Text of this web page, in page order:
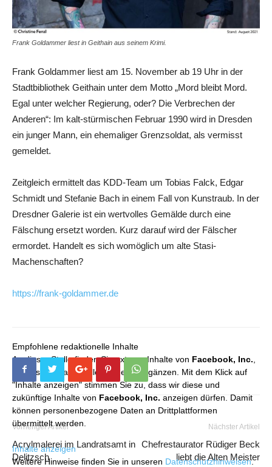
Frank Goldammer liest in Geithain aus seinem Krimi.
Frank Goldammer liest am 15. November ab 19 Uhr in der
Stadtbibliothek Geithain unter dem Motto „Mord bleibt Mord.
Egal unter welcher Regierung, oder? Die Verbrechen der
Anderen“: Im kalt-stürmischen Februar 1990 wird in Dresden
ein junger Mann, ein ehemaliger Grenzsoldat, als vermisst
gemeldet.
Zeitgleich ermittelt das KDD-Team um Tobias Falck, Edgar
Schmidt und Stefanie Bach in einem Fall von Kunstraub. In der
Dresdner Galerie ist ein wertvolles Gemälde durch eine
Fälschung ersetzt worden. Kurz darauf wird der Fälscher
ermordet. Handelt es sich womöglich um alte Stasi-
Machenschaften?
https://frank-goldammer.de
Empfohlene redaktionelle Inhalte
An dieser Stelle finden Sie externe Inhalte von Facebook, Inc.
die unser redaktionelles Angebot ergänzen. Mit dem Klick auf
"Inhalte anzeigen" stimmen Sie zu, dass wir diese und
zukünftige Inhalte von Facebook, Inc. anzeigen dürfen. Damit
können personenbezogene Daten an Drittplattformen
übermittelt werden.
Inhalte anzeigen
Weitere Hinweise finden Sie in unseren Datenschutzhinweisen.
Vorheriger Artikel
Acrylmalerei im Landratsamt in
Delitzsch
Nächster Artikel
Chefrestaurator Rüdiger Beck
liebt die Alten Meister